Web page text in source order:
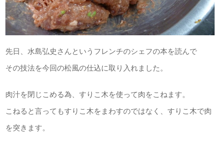
先日、水島弘史さんというフレンチのシェフの本を読んで
その技法を今回の松風の仕込に取り入れました。
肉汁を閉じこめる為、すりこ木を使って肉をこねます。
こねると言ってもすりこ木をまわすのではなく、すりこ木で肉
を突きます。